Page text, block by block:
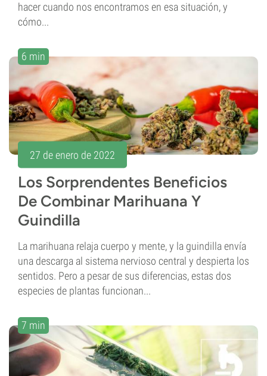
hacer cuando nos encontramos en esa situación, y
cómo...
6 min
27 de enero de 2022
Los Sorprendentes Beneficios
De Combinar Marihuana Y
Guindilla
La marihuana relaja cuerpo y mente, y la guindilla envía
una descarga al sistema nervioso central y despierta los
sentidos. Pero a pesar de sus diferencias, estas dos
especies de plantas funcionan...
7 min